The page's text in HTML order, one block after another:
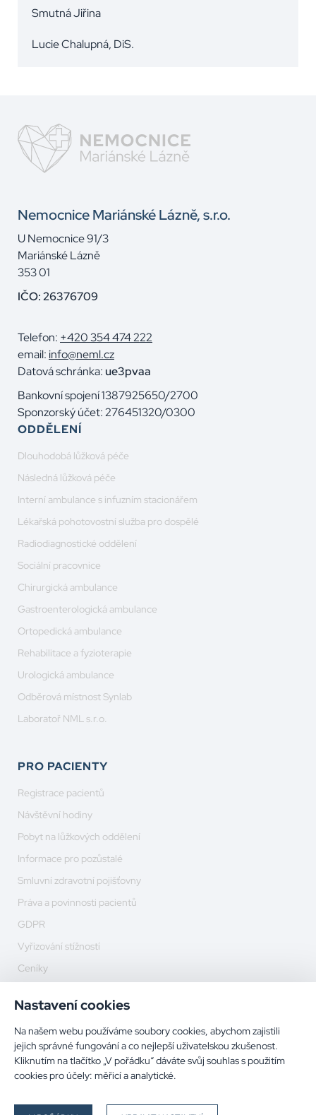
Nastavení cookies
Na našem webu používáme soubory cookies, abychom zajistili
jejich správné fungování a co nejlepší uživatelskou zkušenost.
Kliknutím na tlačítko „V pořádku“ dáváte svůj souhlas s použitím
cookies pro účely: měřicí a analytické.
Smutná Jiřina
Lucie Chalupná, DiS.
Nemocnice Mariánské Lázně, s.r.o.
U Nemocnice 91/3
Mariánské Lázně
353 01
IČO: 26376709
Telefon: +420 354 474 222
email: info@neml.cz
Datová schránka: ue3pvaa
Bankovní spojení 1387925650/2700
Sponzorský účet: 276451320/0300
ODDĚLENÍ
Dlouhodobá lůžková péče
Následná lůžková péče
Interní ambulance s infuzním stacionářem
Lékařská pohotovostní služba pro dospělé
Radiodiagnostické oddělení
Sociální pracovnice
Chirurgická ambulance
Gastroenterologická ambulance
Ortopedická ambulance
Rehabilitace a fyzioterapie
Urologická ambulance
Odběrová místnost Synlab
Laboratoř NML s.r.o.
PRO PACIENTY
Registrace pacientů
Návštěvní hodiny
Pobyt na lůžkových oddělení
Informace pro pozůstalé
Smluvní zdravotní pojišťovny
Práva a povinnosti pacientů
GDPR
Vyřizování stížností
Ceníky
Výplata důchodů
Kamerový systém
Žádost o zdravotní dokumentaci